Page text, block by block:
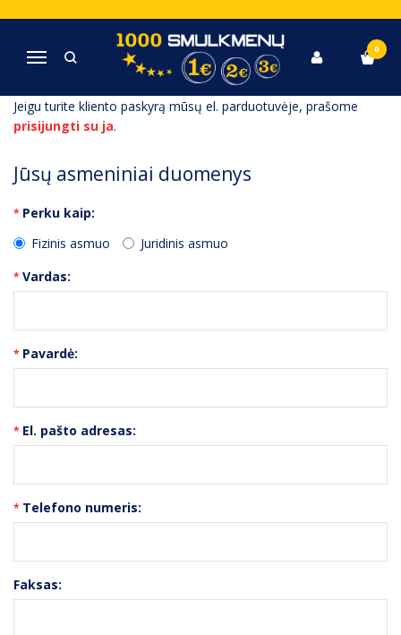
Navigacija
0
NAUJO KLIENTO REGISTRACIJA
Pagrindinis Paskyra Registruoti paskyrą
Jeigu turite kliento paskyrą mūsų el. parduotuvėje, prašome
prisijungti su ja.
Jūsų asmeniniai duomenys
Perku kaip:
Fizinis asmuo
Juridinis asmuo
Vardas:
Pavardė:
El. pašto adresas:
Telefono numeris:
Faksas: